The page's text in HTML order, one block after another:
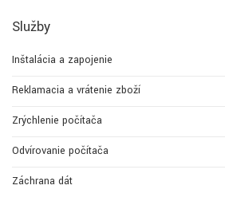
Služby
Inštalácia a zapojenie
Reklamacia a vrátenie zboží
Zrýchlenie počítača
Odvírovanie počítača
Záchrana dát